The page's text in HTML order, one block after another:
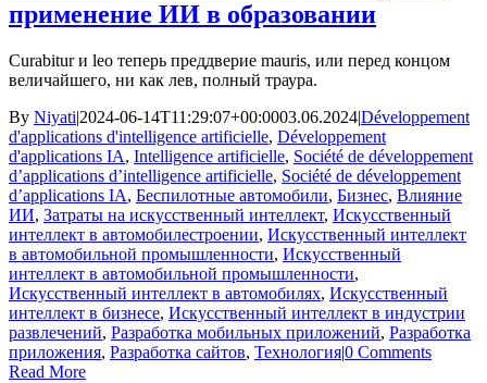
применение ИИ в образовании
Curabitur и leo теперь преддверие mauris, или перед концом
величайшего, ни как лев, полный траура.
By Niyati|2024-06-14T11:29:07+00:0003.06.2024|Développement
d'applications d'intelligence artificielle, Développement
d'applications IA, Intelligence artificielle, Société de développement
d’applications d’intelligence artificielle, Société de développement
d’applications IA, Беспилотные автомобили, Бизнес, Влияние
ИИ, Затраты на искусственный интеллект, Искусственный
интеллект в автомобилестроении, Искусственный интеллект
в автомобильной промышленности, Искусственный
интеллект в автомобильной промышленности,
Искусственный интеллект в автомобилях, Искусственный
интеллект в бизнесе, Искусственный интеллект в индустрии
развлечений, Разработка мобильных приложений, Разработка
приложения, Разработка сайтов, Технология|0 Comments
Read More